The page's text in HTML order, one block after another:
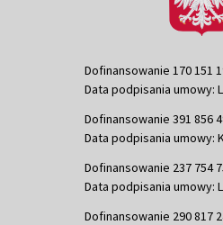
Dofinansowanie 170 151
Data podpisania umowy:
Dofinansowanie 391 856
Data podpisania umowy:
Dofinansowanie 237 754
Data podpisania umowy:
Dofinansowanie 290 817